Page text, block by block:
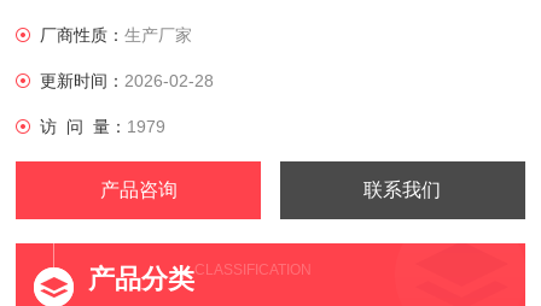
厂商性质：生产厂家
更新时间： 2026-02-28
访 问 量： 1979
产品咨询 联系我们
产品分类CLASSIFICATION